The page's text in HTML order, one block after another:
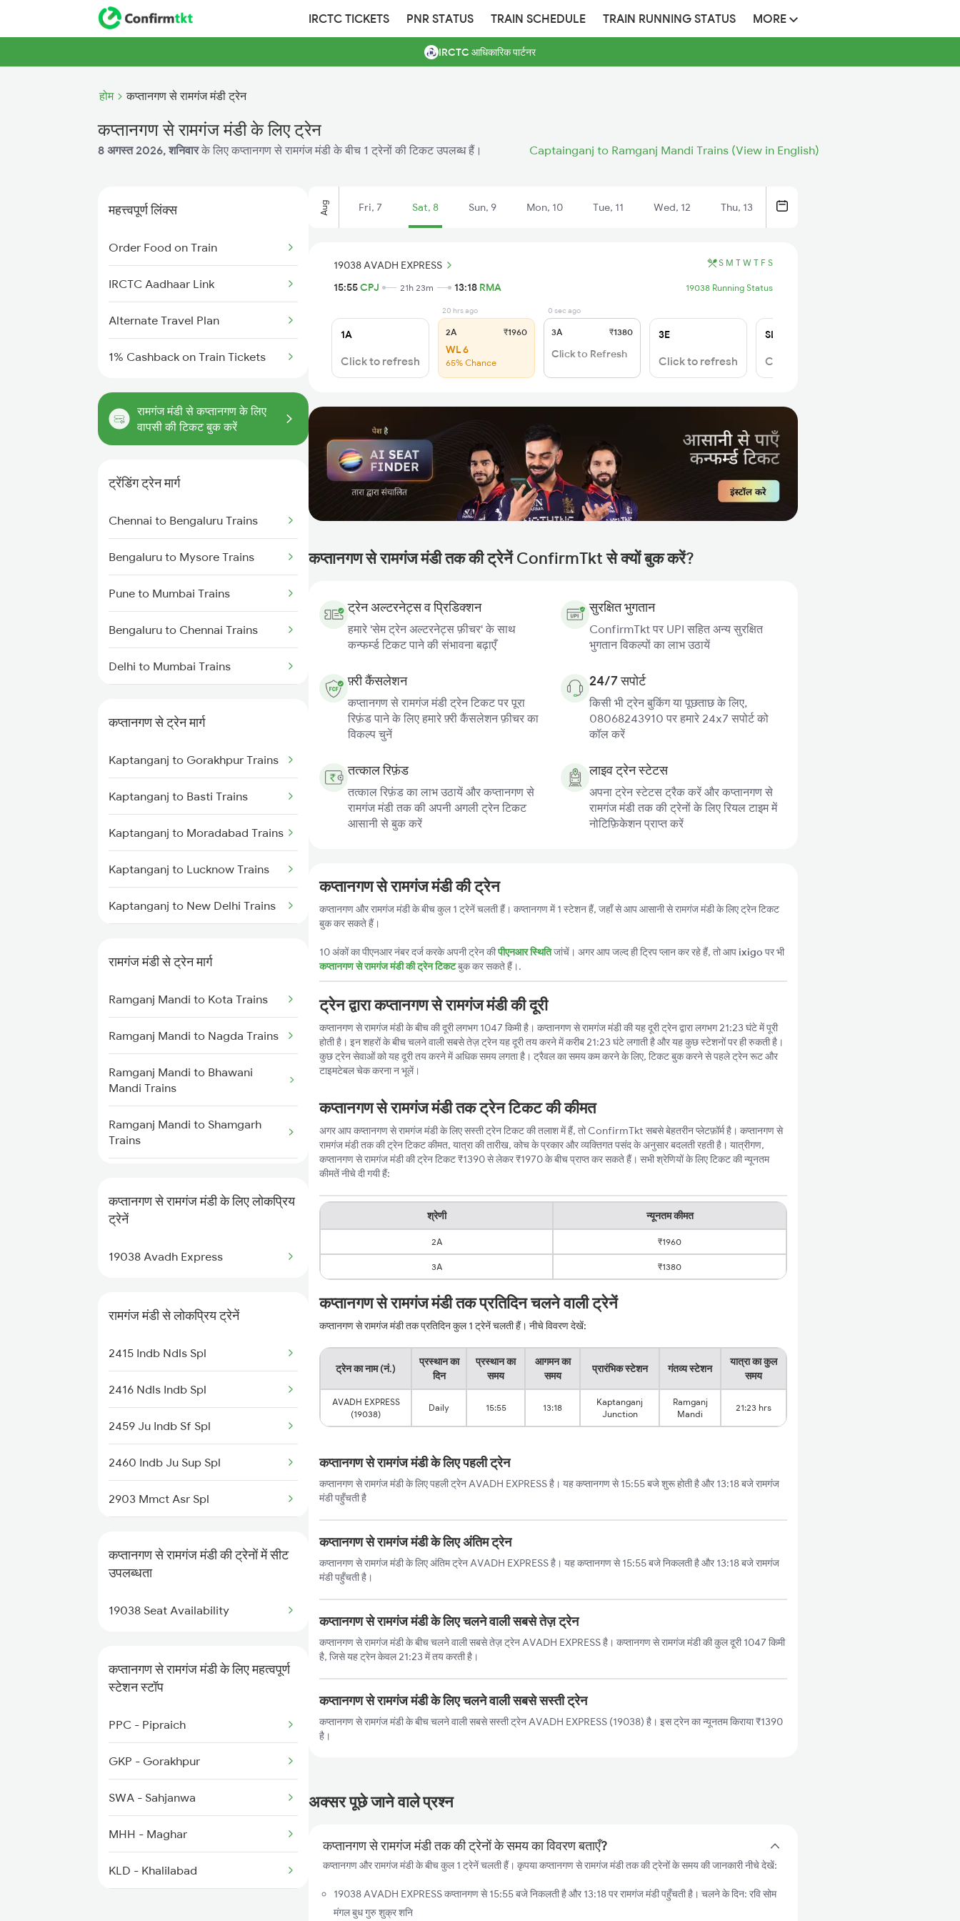
IRCTC TICKETS PNR STATUS TRAIN SCHEDULE TRAIN RUNNING STATUS MORE
IRCTC आधिकारिक पार्टनर
होम कप्तानगण से रामगंज मंडी ट्रेन
कप्तानगण से रामगंज मंडी के लिए ट्रेन
8 अगस्त 2026, शनिवारके लिए कप्तानगण से रामगंज मंडी के बीच 1 ट्रेनों की टिकट उपलब्ध हैं। Captainganj to Ramganj Mandi Trains (View in English)
महत्त्वपूर्ण लिंक्स
Order Food on Train
IRCTC Aadhaar Link
Alternate Travel Plan
1% Cashback on Train Tickets
रामगंज मंडी से कप्तानगण के लिए
वापसी की टिकट बुक करें
ट्रेंडिंग ट्रेन मार्ग
Chennai to Bengaluru Trains
Bengaluru to Mysore Trains
Pune to Mumbai Trains
Bengaluru to Chennai Trains
Delhi to Mumbai Trains
Mumbai to Delhi Trains
Mumbai to Goa Trains
Chennai to Coimbatore Trains
कप्तानगण से ट्रेन मार्ग
Kaptanganj to Gorakhpur Trains
Kaptanganj to Basti Trains
Kaptanganj to Moradabad Trains
Kaptanganj to Lucknow Trains
Kaptanganj to New Delhi Trains
Trains
Kaptanganj to Motihari Trains
Kaptanganj to Motipur Trains
Kaptanganj to Hapur Trains
Kaptanganj to Muzaffarpur
Trains
रामगंज मंडी से ट्रेन मार्ग
Ramganj Mandi to Kota Trains
Ramganj Mandi to Nagda Trains
Ramganj Mandi to Bhawani
Mandi Trains
Ramganj Mandi to Shamgarh
Trains
Ramganj Mandi to Vadodara
Trains
Ramganj Mandi to Surat Trains
Trains
Ramganj Mandi to Chau Mahla
Trains
Ramganj Mandi to Gangapur
City Trains
कप्तानगण से रामगंज मंडी के लिए लोकप्रिय
ट्रेनें
19038 Avadh Express
रामगंज मंडी से लोकप्रिय ट्रेनें
2415 Indb Ndls Spl
2416 Ndls Indb Spl
2459 Ju Indb Sf Spl
2460 Indb Ju Sup Spl
2903 Mmct Asr Spl
2925 Bdts Asr Spl
2926 Paschim Exp Spl
2940 Pune Festivl Spl
2941 Bvc Asansol Spl
2942 Asn Bvc Spl
2955 Mmct Jp Spl
2956 Jp Mmct Spl
2967 Mas Jp Spl
कप्तानगण से रामगंज मंडी की ट्रेनों में सीट
उपलब्धता
19038 Seat Availability
कप्तानगण से रामगंज मंडी के लिए महत्वपूर्ण
स्टेशन स्टॉप
PPC - Pipraich
GKP - Gorakhpur
SWA - Sahjanwa
MHH - Maghar
KLD - Khalilabad
Aug Fri, 7 Sat, 8 Sun, 9 Mon, 10 Tue, 11 Wed, 12 Thu, 13
19038 AVADH EXPRESS S M T W T F S
15:55CPJ 21h 23m 13:18 RMA 19038 Running Status
1A
Click to refresh
20 hrs ago
2A ₹1960
WL 6
65% Chance
0 sec ago
3A ₹1380
Click to Refresh
3E
Click to refresh
SL
Click to refresh
कप्तानगण से रामगंज मंडी तक की ट्रेनें ConfirmTkt से क्यों बुक करें?
ट्रेन अल्टरनेट्स व प्रिडिक्शन
हमारे 'सेम ट्रेन अल्टरनेट्स फ़ीचर' के साथ
कन्फर्म्ड टिकट पाने की संभावना बढ़ाएँ
सुरक्षित भुगतान
ConfirmTkt पर UPI सहित अन्य सुरक्षित
भुगतान विकल्पों का लाभ उठायें
फ़्री कैंसलेशन
कप्तानगण से रामगंज मंडी ट्रेन टिकट पर पूरा
रिफ़ंड पाने के लिए हमारे फ़्री कैंसलेशन फ़ीचर का
विकल्प चुनें
24/7 सपोर्ट
किसी भी ट्रेन बुकिंग या पूछताछ के लिए,
08068243910 पर हमारे 24x7 सपोर्ट को
कॉल करें
तत्काल रिफ़ंड
तत्काल रिफ़ंड का लाभ उठायें और कप्तानगण से
रामगंज मंडी तक की अपनी अगली ट्रेन टिकट
आसानी से बुक करें
लाइव ट्रेन स्टेटस
अपना ट्रेन स्टेटस ट्रैक करें और कप्तानगण से
रामगंज मंडी तक की ट्रेनों के लिए रियल टाइम में
नोटिफ़िकेशन प्राप्त करें
कप्तानगण से रामगंज मंडी की ट्रेन
कप्तानगण और रामगंज मंडी के बीच कुल 1 ट्रेनें चलती हैं। कप्तानगण में 1 स्टेशन हैं, जहाँ से आप आसानी से रामगंज मंडी के लिए ट्रेन टिकट
बुक कर सकते हैं।
10 अंकों का पीएनआर नंबर दर्ज करके अपनी ट्रेन कीपीएनआर स्थितिजांचें। अगर आप जल्द ही ट्रिप प्लान कर रहे हैं, तो आप ixigoपर भी
कप्तानगण से रामगंज मंडी की ट्रेन टिकटबुक कर सकते हैं।.
ट्रेन द्वारा कप्तानगण से रामगंज मंडी की दूरी
कप्तानगण से रामगंज मंडी के बीच की दूरी लगभग 1047 किमी है। कप्तानगण से रामगंज मंडी की यह दूरी ट्रेन द्वारा लगभग 21:23 घंटे में पूरी
होती है। इन शहरों के बीच चलने वाली सबसे तेज़ ट्रेन यह दूरी तय करने में करीब 21:23 घंटे लगाती है और यह कुछ स्टेशनों पर ही रुकती है।
कुछ ट्रेन सेवाओं को यह दूरी तय करने में अधिक समय लगता है। ट्रैवल का समय कम करने के लिए, टिकट बुक करने से पहले ट्रेन रूट और
टाइमटेबल चेक करना न भूलें।
कप्तानगण से रामगंज मंडी तक ट्रेन टिकट की कीमत
अगर आप कप्तानगण से रामगंज मंडी के लिए सस्ती ट्रेन टिकट की तलाश में हैं, तो ConfirmTkt सबसे बेहतरीन प्लेटफ़ॉर्म है। कप्तानगण से
रामगंज मंडी तक की ट्रेन टिकट कीमत, यात्रा की तारीख, कोच के प्रकार और व्यक्तिगत पसंद के अनुसार बदलती रहती है। यात्रीगण,
कप्तानगण से रामगंज मंडी की ट्रेन टिकट ₹1390 से लेकर ₹1970 के बीच प्राप्त कर सकते हैं। सभी श्रेणियों के लिए टिकट की न्यूनतम
कीमतें नीचे दी गयी हैं:
श्रेणी न्यूनतम कीमत
2A ₹1960
3A ₹1380
कप्तानगण से रामगंज मंडी तक प्रतिदिन चलने वाली ट्रेनें
कप्तानगण से रामगंज मंडी तक प्रतिदिन कुल 1 ट्रेनें चलती हैं। नीचे विवरण देखें:
ट्रेन का नाम (नं.)
प्रस्थान का
दिन
प्रस्थान का
समय
आगमन का
समय
प्रारंभिक स्टेशन गंतव्य स्टेशन
यात्रा का कुल
समय
AVADH EXPRESS
(19038)
Daily 15:55 13:18
Kaptanganj
Junction
Ramganj
Mandi
21:23 hrs
कप्तानगण से रामगंज मंडी के लिए पहली ट्रेन
कप्तानगण से रामगंज मंडी के लिए पहली ट्रेन AVADH EXPRESS है। यह कप्तानगण से 15:55 बजे शुरू होती है और 13:18 बजे रामगंज
मंडी पहुँचती है
कप्तानगण से रामगंज मंडी के लिए अंतिम ट्रेन
कप्तानगण से रामगंज मंडी के लिए अंतिम ट्रेन AVADH EXPRESS है। यह कप्तानगण से 15:55 बजे निकलती है और 13:18 बजे रामगंज
मंडी पहुँचती है।
कप्तानगण से रामगंज मंडी के लिए चलने वाली सबसे तेज़ ट्रेन
कप्तानगण से रामगंज मंडी के बीच चलने वाली सबसे तेज़ ट्रेन AVADH EXPRESS है। कप्तानगण से रामगंज मंडी की कुल दूरी 1047 किमी
है, जिसे यह ट्रेन केवल 21:23 में तय करती है।
कप्तानगण से रामगंज मंडी के लिए चलने वाली सबसे सस्ती ट्रेन
कप्तानगण से रामगंज मंडी के बीच चलने वाली सबसे सस्ती ट्रेन AVADH EXPRESS (19038) है। इस ट्रेन का न्यूनतम किराया ₹1390
है।
अक्सर पूछे जाने वाले प्रश्न
कप्तानगण से रामगंज मंडी तक की ट्रेनों के समय का विवरण बताएँ?
कप्तानगण और रामगंज मंडी के बीच कुल 1 ट्रेनें चलती हैं। कृपया कप्तानगण से रामगंज मंडी तक की ट्रेनों के समय की जानकारी नीचे देखें:
19038 AVADH EXPRESS कप्तानगण से 15:55 बजे निकलती है और 13:18 पर रामगंज मंडी पहुँचती है। चलने के दिन: रवि सोम
मंगल बुध गुरु शुक्र शनि